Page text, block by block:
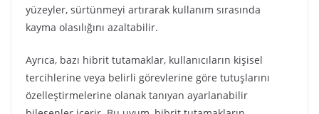
yüzeyler, sürtünmeyi artırarak kullanım sırasında
kayma olasılığını azaltabilir.
Ayrıca, bazı hibrit tutamaklar, kullanıcıların kişisel
tercihlerine veya belirli görevlerine göre tutuşlarını
özelleştirmelerine olanak tanıyan ayarlanabilir